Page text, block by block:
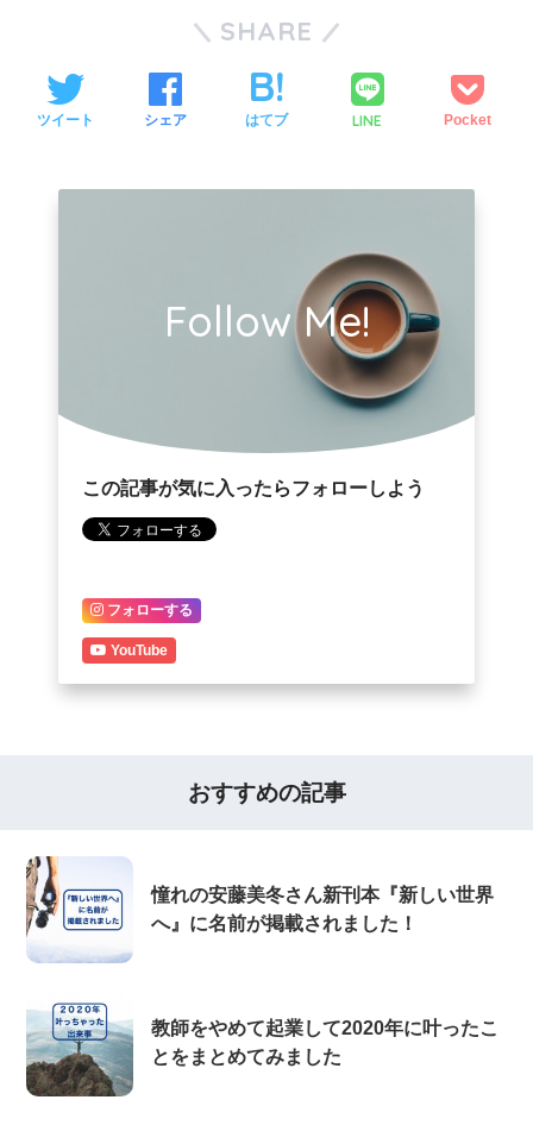
SHARE
ツイート シェア はてブ LINE Pocket
Follow Me!
この記事が気に入ったらフォローしよう
フォローする
YouTube
おすすめの記事
憧れの安藤美冬さん新刊本『新しい世界
へ』に名前が掲載されました！
教師をやめて起業して2020年に叶ったこ
とをまとめてみました